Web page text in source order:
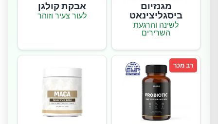
מגנזיום
ביסגליצינאט
לשינה והרגעת
השרירים
אבקת קולגן
לעור צעיר וזוהר
רב מכר